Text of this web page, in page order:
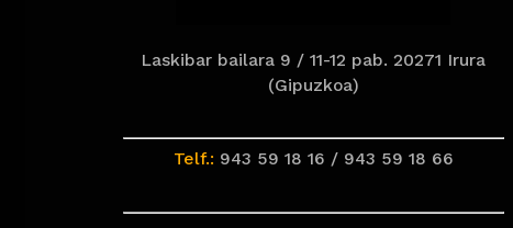
Laskibar bailara 9 / 11-12 pab. 20271 Irura
(Gipuzkoa)
Telf.: 943 59 18 16 / 943 59 18 66